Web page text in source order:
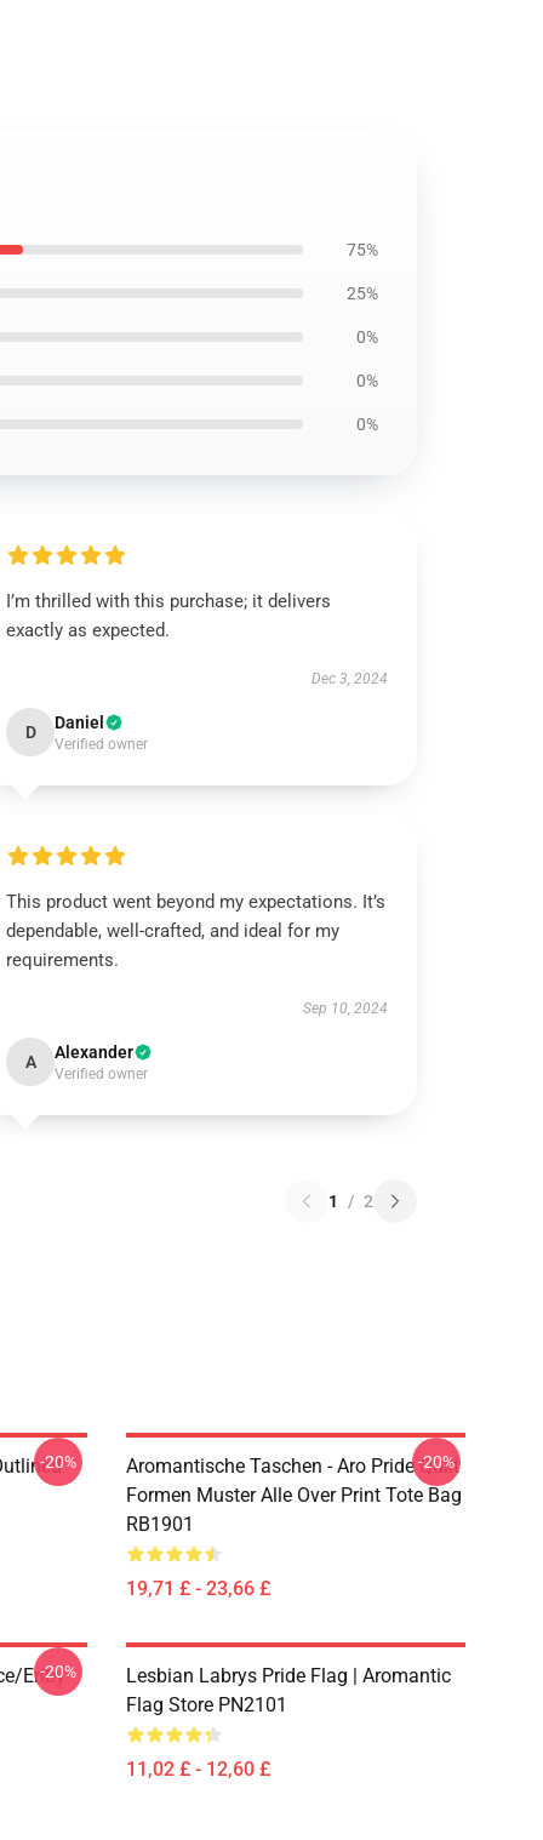
75%
25%
0%
0%
0%
I’m thrilled with this purchase; it delivers
exactly as expected.
Dec 3, 2024
D Daniel
Verified owner
This product went beyond my expectations. It’s
dependable, well-crafted, and ideal for my
requirements.
Sep 10, 2024
A Alexander
Verified owner
1 / 2
-20%
Aromantische Taschen - Aro Pride Quilt
Formen Muster Alle Over Print Tote Bag
RB1901
19,71 £ - 23,66 £
-20%
enby
-20%
Lesbian Labrys Pride Flag | Aromantic
Flag Store PN2101
11,02 £ - 12,60 £